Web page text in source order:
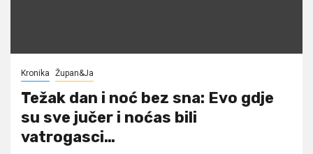
Kronika Župan&Ja
Težak dan i noć bez sna: Evo gdje
su sve jučer i noćas bili
vatrogasci…